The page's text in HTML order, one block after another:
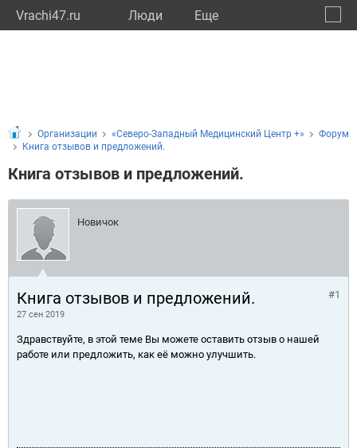
Vrachi47.ru Люди Eще
Организации «Северо-Западный Медицинский Центр +»
Форум
Книга отзывов и предложений.
Книга отзывов и предложений.
Новичок
Книга отзывов и предложений.
27 сен 2019
#1
Здравствуйте, в этой теме Вы можете оставить отзыв о нашей
работе или предложить, как её можно улучшить.